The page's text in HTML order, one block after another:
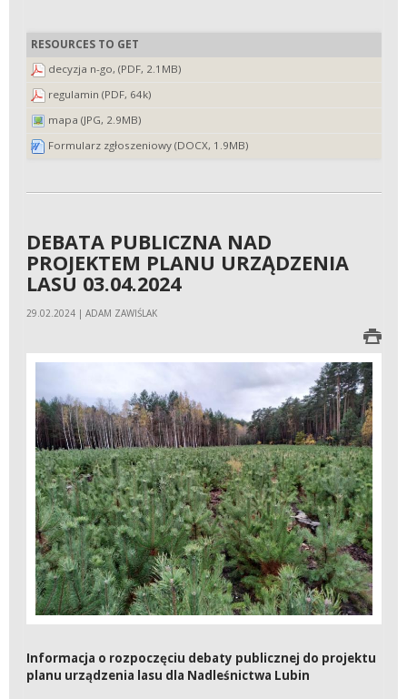
RESOURCES TO GET
decyzja n-go, (PDF, 2.1MB)
regulamin (PDF, 64k)
mapa (JPG, 2.9MB)
Formularz zgłoszeniowy (DOCX, 1.9MB)
DEBATA PUBLICZNA NAD
PROJEKTEM PLANU URZĄDZENIA
LASU 03.04.2024
29.02.2024 | ADAM ZAWIŚLAK
Informacja o rozpoczęciu debaty publicznej do projektu
planu urządzenia lasu dla Nadleśnictwa Lubin